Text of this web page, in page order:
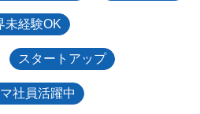
未経験OK
スタートアップ
社員活躍中